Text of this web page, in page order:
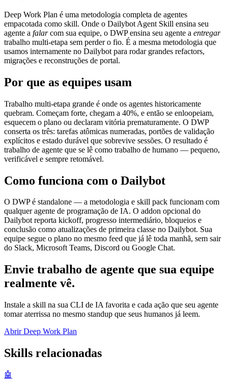
Deep Work Plan é uma metodologia completa de agentes
empacotada como skill. Onde o Dailybot Agent Skill ensina seu
agente a falarcom sua equipe, o DWP ensina seu agente a entregar
trabalho multi-etapa sem perder o fio. É a mesma metodologia que
usamos internamente no Dailybot para rodar grandes refactors,
migrações e reconstruções de portal.
Por que as equipes usam
Trabalho multi-etapa grande é onde os agentes historicamente
quebram. Começam forte, chegam a 40%, e então se enloopeiam,
esquecem o plano ou declaram vitória prematuramente. O DWP
conserta os três: tarefas atômicas numeradas, portões de validação
explícitos e estado durável que sobrevive sessões. O resultado é
trabalho de agente que se lê como trabalho de humano — pequeno,
verificável e sempre retomável.
Como funciona com o Dailybot
O DWP é standalone — a metodologia e skill pack funcionam com
qualquer agente de programação de IA. O addon opcional do
Dailybot reporta kickoff, progresso intermediário, bloqueios e
conclusão como atualizações de primeira classe no Dailybot. Sua
equipe segue o plano no mesmo feed que já lê toda manhã, sem sair
do Slack, Microsoft Teams, Discord ou Google Chat.
Envie trabalho de agente que sua equipe
realmente vê.
Instale a skill na sua CLI de IA favorita e cada ação que seu agente
tomar aterrissa no mesmo standup que seus humanos já leem.
Abrir Deep Work Plan
Skills relacionadas
🤖